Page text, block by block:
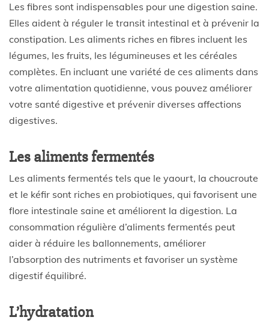
Les fibres sont indispensables pour une digestion saine.
Elles aident à réguler le transit intestinal et à prévenir la
constipation. Les aliments riches en fibres incluent les
légumes, les fruits, les légumineuses et les céréales
complètes. En incluant une variété de ces aliments dans
votre alimentation quotidienne, vous pouvez améliorer
votre santé digestive et prévenir diverses affections
digestives.
Les aliments fermentés
Les aliments fermentés tels que le yaourt, la choucroute
et le kéfir sont riches en probiotiques, qui favorisent une
flore intestinale saine et améliorent la digestion. La
consommation régulière d’aliments fermentés peut
aider à réduire les ballonnements, améliorer
l’absorption des nutriments et favoriser un système
digestif équilibré.
L’hydratation